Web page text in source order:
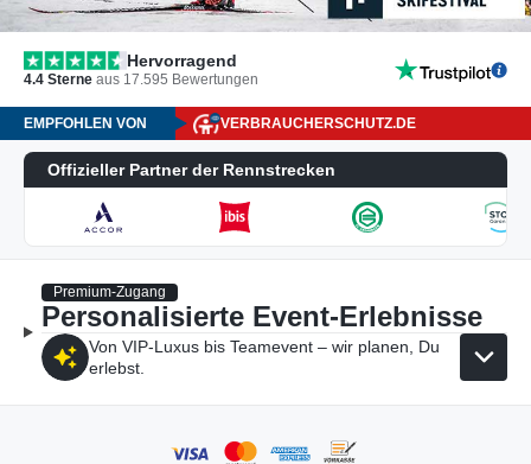
Hervorragend
4.4 Sterne aus 17.595 Bewertungen
EMPFOHLEN VON VERBRAUCHERSCHUTZ.DE
Offizieller Partner der Rennstrecken
Premium-Zugang
Personalisierte Event-Erlebnisse
Von VIP-Luxus bis Teamevent – wir planen, Du
erlebst.